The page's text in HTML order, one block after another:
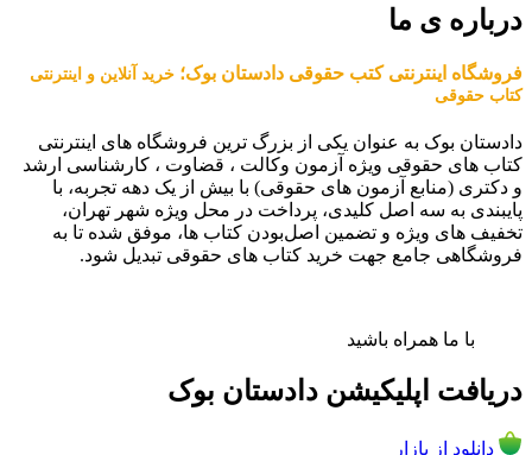
درباره ی ما
فروشگاه اینترنتی کتب حقوقی دادستان بوک؛ خرید آنلاین و اینترنتی
کتاب حقوقی
دادستان بوک به عنوان یکی از بزرگ ترین فروشگاه های اینترنتی
کتاب های حقوقی ویژه آزمون وکالت ، قضاوت ، کارشناسی ارشد
و دکتری (منابع آزمون های حقوقی) با بیش از یک دهه تجربه، با
پایبندی به سه اصل کلیدی، پرداخت در محل ویژه شهر تهران،
تخفیف های ویژه و تضمین اصل‌بودن کتاب ها، موفق شده تا به
فروشگاهی جامع جهت خرید کتاب های حقوقی تبدیل شود.
با ما همراه باشید
دریافت اپلیکیشن دادستان بوک
دانلود از بازار